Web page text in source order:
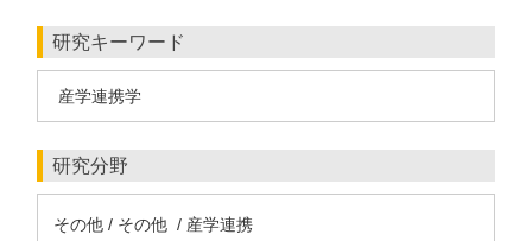
研究キーワード
産学連携学
研究分野
その他 / その他 / 産学連携